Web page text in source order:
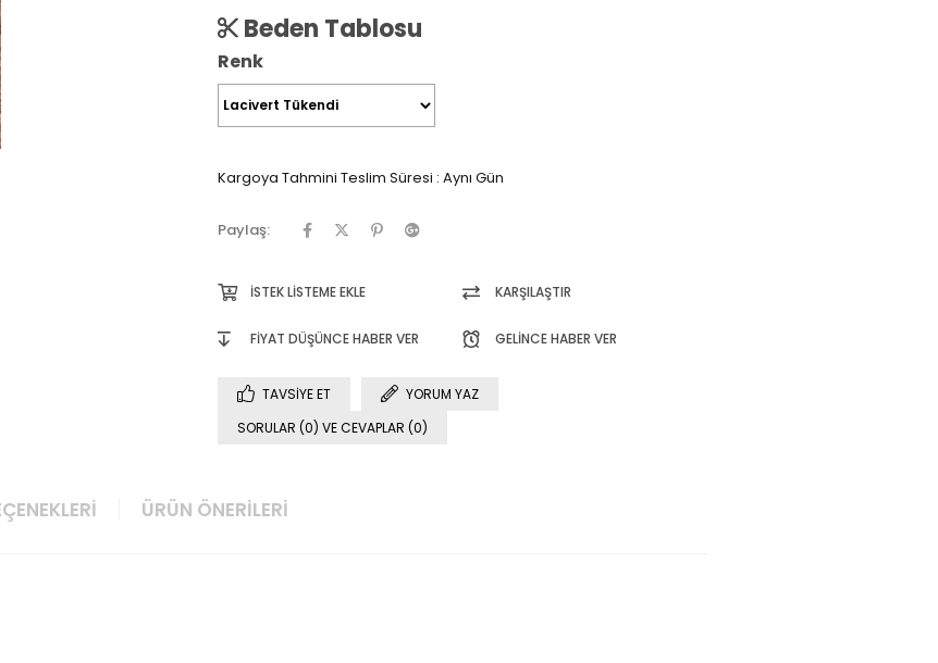
Beden Tablosu
Renk
Kargoya Tahmini Teslim Süresi : Aynı Gün
Paylaş:
İSTEK LISTEME EKLE KARŞILAŞTIR
FIYAT DÜŞÜNCE HABER VER GELINCE HABER VER
TAVSIYE ET
YORUM YAZ
SORULAR (0) VE CEVAPLAR (0)
ÜRÜN ÖNERILERI